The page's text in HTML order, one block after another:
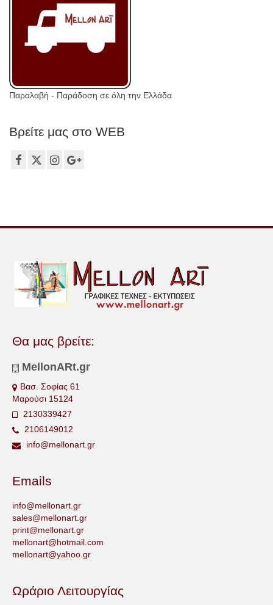
Παραλαβή - Παράδοση σε όλη την Ελλάδα
Βρείτε μας στο WEB
Θα μας βρείτε:
MellonARt.gr
Βασ. Σοφίας 61
Μαρούσι 15124
2130339427
2106149012
info@mellonart.gr
Emails
info@mellonart.gr
sales@mellonart.gr
print@mellonart.gr
mellonart@hotmail.com
mellonart@yahoo.gr
Ωράριο Λειτουργίας